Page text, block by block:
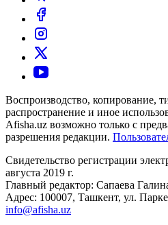
Воспроизводство, копирование,
распространение и иное
Afisha.uz возможно только с
разрешения редакции.
Свидетельство регистрации
августа 2019 г.
Главный редактор: Сапаева
Адрес: 100007, Ташкент, ул.
info@afisha.uz